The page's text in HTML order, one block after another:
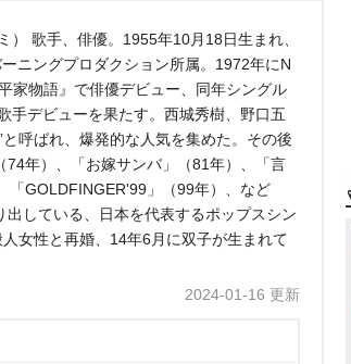
） 歌手、俳優。1955年10月18日生まれ、
ニングプロダクション所属。1972年にN
家物語』で俳優デビュー、同年シングル
手デビューを果たす。西城秀樹、野口五
と呼ばれ、爆発的な人気を集めた。その後
74年）、「お嫁サンバ」（81年）、「言
「GOLDFINGER'99」（99年）、など
出している、日本を代表するポップスシン
女性と再婚、14年6月に双子が生まれて
2024-01-16 更新